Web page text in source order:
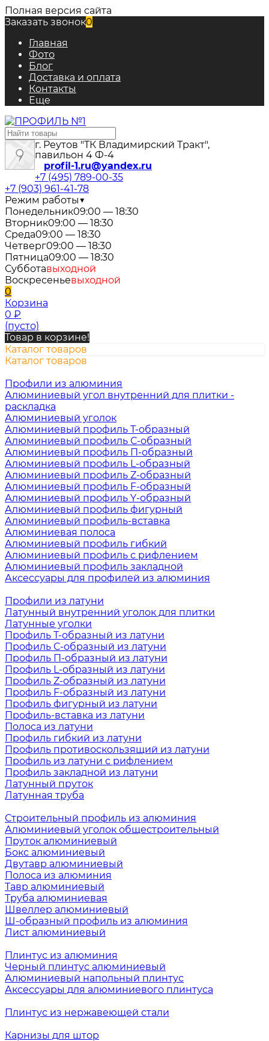
Полная версия сайта
Заказать звонок0
Главная
Фото
Блог
Доставка и оплата
Контакты
Еще
г. Реутов "ТК Владимирский Тракт",
павильон 4 Ф-4
profil-1.ru@yandex.ru
+7 (495) 789-00-35
+7 (903) 961-41-78
Режим работы▼
Понедельник09:00 — 18:30
Вторник09:00 — 18:30
Среда09:00 — 18:30
Четверг09:00 — 18:30
Пятница09:00 — 18:30
Субботавыходной
Воскресеньевыходной
0
Корзина
0 ₽
(пусто)
Товар в корзине!
Каталог товаров
Каталог товаров
Профили из алюминия
Алюминиевый угол внутренний для плитки -
раскладка
Алюминиевый уголок
Алюминиевый профиль Т-образный
Алюминиевый профиль С-образный
Алюминиевый профиль П-образный
Алюминиевый профиль L-образный
Алюминиевый профиль Z-образный
Алюминиевый профиль F-образный
Алюминиевый профиль Y-образный
Алюминиевый профиль фигурный
Алюминиевый профиль-вставка
Алюминиевая полоса
Алюминиевый профиль гибкий
Алюминиевый профиль с рифлением
Алюминиевый профиль закладной
Аксессуары для профилей из алюминия
Профили из латуни
Латунный внутренний уголок для плитки
Латунные уголки
Профиль Т-образный из латуни
Профиль С-образный из латуни
Профиль П-образный из латуни
Профиль L-образный из латуни
Профиль Z-образный из латуни
Профиль F-образный из латуни
Профиль фигурный из латуни
Профиль-вставка из латуни
Полоса из латуни
Профиль гибкий из латуни
Профиль противоскользящий из латуни
Профиль из латуни с рифлением
Профиль закладной из латуни
Латунный пруток
Латунная труба
Строительный профиль из алюминия
Алюминиевый уголок общестроительный
Пруток алюминиевый
Бокс алюминиевый
Двутавр алюминиевый
Полоса из алюминия
Тавр алюминиевый
Труба алюминиевая
Швеллер алюминиевый
Ш-образный профиль из алюминия
Лист алюминиевый
Плинтус из алюминия
Черный плинтус алюминиевый
Алюминиевый напольный плинтус
Аксессуары для алюминиевого плинтуса
Плинтус из нержавеющей стали
Карнизы для штор